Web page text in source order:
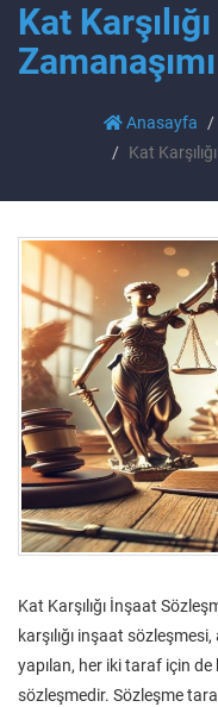
Kat
Anasayfa
Kat
Kat Karşılığı İnşaat
karşılığı inşaat
yapılan, her iki taraf için de
sözleşmedir. Sözleşme